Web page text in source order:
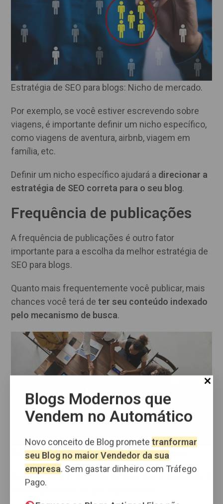
Estratégia de SEO para blogs: Nicho de mercado.
Por exemplo, se você estiver escrevendo sobre
viagens, é importante definir um nicho específico,
como viagens de aventura, airbnb, viagem em
família, etc.
Definir um nicho específico ajudará a direcionar a
estratégia de SEO correta para o seu blog.
Frequência de publicações
A frequência de publicações é outro fator
importante para a escolha da melhor estratégia de
SEO para blogs.
Quanto mais frequentemente você publicar, mais
chances você terá deter seu conteúdo indexado
pelo mecanismo de busca.
Estratégia de SEO para blogs: Alta frequência.
No entanto, é importante lembrar que a qualidade é
mais importante do que a quantidade.
Blogs Modernos que
Vendem no Automático
Novo conceito de Blog promete tranformar
seu Blog no maior Vendedor da sua
empresa. Sem gastar dinheiro com Tráfego
Pago.